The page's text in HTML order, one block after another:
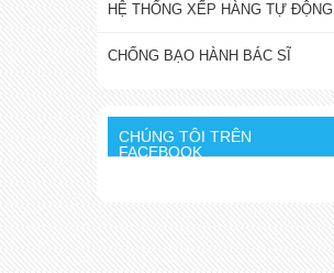
HỆ THỐNG XẾP HÀNG TỰ ĐỘNG
CHỐNG BẠO HÀNH BÁC SĨ
CHÚNG TÔI TRÊN
FACEBOOK